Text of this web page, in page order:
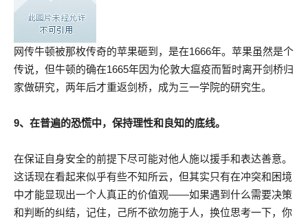
网传牛顿被那枚传奇的苹果砸到，是在1666年。苹果虽然是个
传说，但牛顿的确在1665年因为伦敦大瘟疫而暂时离开剑桥归
家做研究，两年后才重返剑桥，成为三一学院的研究生。
9、在普遍的恐慌中，保持理性和良知的底线。
在保证自身安全的前提下尽可能对他人施以援手和表达善意。
这话现在看起来似乎有些不知所云，但其实只有在冲突和困境
中才能显现出一个人真正的价值观——如果遇到什么需要决策
和判断的纠结，记住，己所不欲勿施于人，换位思考一下，你